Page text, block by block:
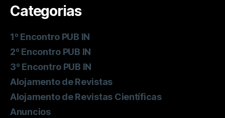
Categorias
1º Encontro PUB IN
2º Encontro PUB IN
3º Encontro PUB IN
Alojamento de Revistas
Alojamento de Revistas Científicas
Anuncios